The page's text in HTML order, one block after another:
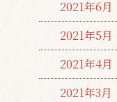
2021年6月
2021年5月
2021年4月
2021年3月